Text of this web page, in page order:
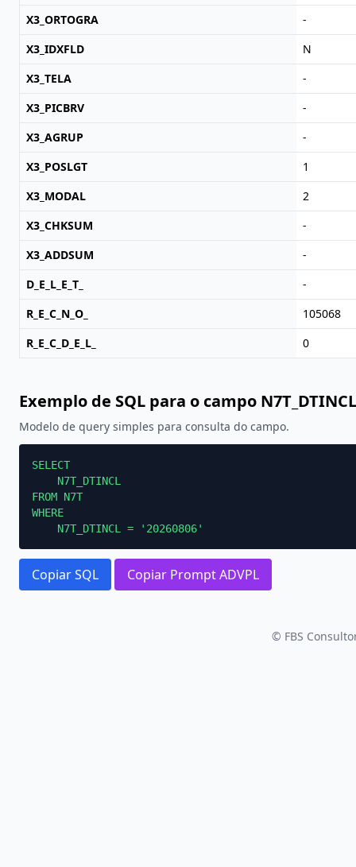
X3_ORTOGRA
-
X3_IDXFLD
N
X3_TELA
-
X3_PICBRV
-
X3_AGRUP
-
X3_POSLGT
1
X3_MODAL
2
X3_CHKSUM
-
X3_ADDSUM
-
D_E_L_E_T_
-
R_E_C_N_O_
105068
R_E_C_D_E_L_
0
Exemplo de SQL para o campo N7T_DTINCL
Modelo de query simples para consulta do campo.
SELECT
    N7T_DTINCL
FROM N7T
WHERE
    N7T_DTINCL = '20260806'
Copiar SQL Copiar Prompt ADVPL
© FBS